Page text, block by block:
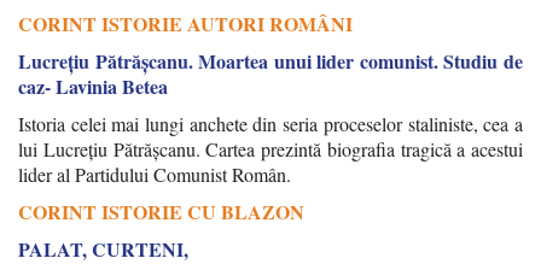
CORINT ISTORIE AUTORI ROMÂNI
Lucrețiu Pătrășcanu. Moartea unui lider comunist. Studiu de
caz- Lavinia Betea
Istoria celei mai lungi anchete din seria proceselor staliniste, cea a
lui Lucrețiu Pătrășcanu. Cartea prezintă biografia tragică a acestui
lider al Partidului Comunist Român.
CORINT ISTORIE CU BLAZON
PALAT, CURTENI,